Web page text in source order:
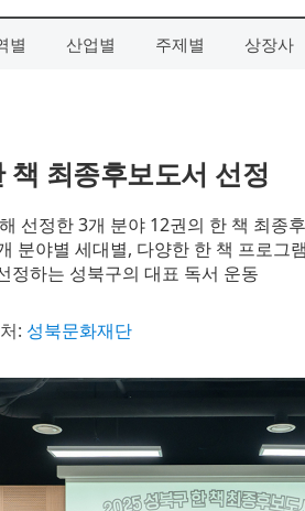
별 산업별 주제별 상장사
책 최종후보도서 선정
선정한 3개 분야 12권의 한 책 최종
분야별 세대별, 다양한 한 책 프로그
정하는 성북구의 대표 독서 운동
: 성북문화재단